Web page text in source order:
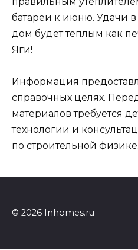
батареи к июню. Удачи в
дом будет теплым как
Яги!
Информация
справочных целях.
материалов требуется
технологии и
по строительной физике.
© 2026 Inhomes.ru